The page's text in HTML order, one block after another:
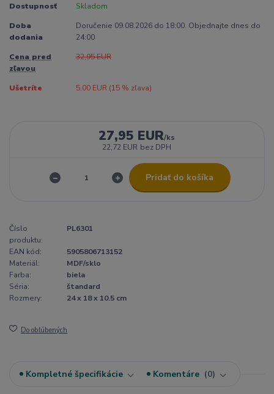
Dostupnosť Skladom
Doba
dodania
Doručenie 09.08.2026 do 18:00. Objednajte dnes do
24:00
Cena pred
zľavou
32,95 EUR
Ušetríte 5,00 EUR (15% zľava)
27,95 EUR/ks
22,72 EUR bez DPH
Pridať do košíka
Číslo
produktu:
PL6301
EAN kód:
5905806713152
Materiál:
MDF/sklo
Farba:
biela
Séria:
štandard
Rozmery:
24 x 18 x 10.5 cm
Do obľúbených
Kompletné špecifikácie Komentáre 0